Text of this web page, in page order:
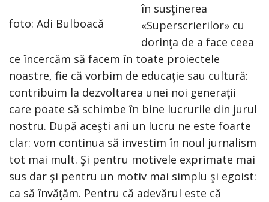
foto: Adi Bulboacă
în susţinerea
«Superscrierilor» cu
dorinţa de a face ceea
ce încercăm să facem în toate proiectele
noastre, fie că vorbim de educaţie sau cultură:
contribuim la dezvoltarea unei noi generaţii
care poate să schimbe în bine lucrurile din jurul
nostru. După aceşti ani un lucru ne este foarte
clar: vom continua să investim în noul jurnalism
tot mai mult. Şi pentru motivele exprimate mai
sus dar şi pentru un motiv mai simplu şi egoist:
ca să învăţăm. Pentru că adevărul este că